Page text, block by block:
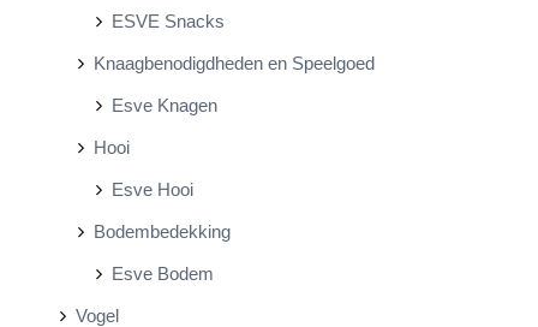
ESVE Snacks
Knaagbenodigdheden en Speelgoed
Esve Knagen
Hooi
Esve Hooi
Bodembedekking
Esve Bodem
Vogel